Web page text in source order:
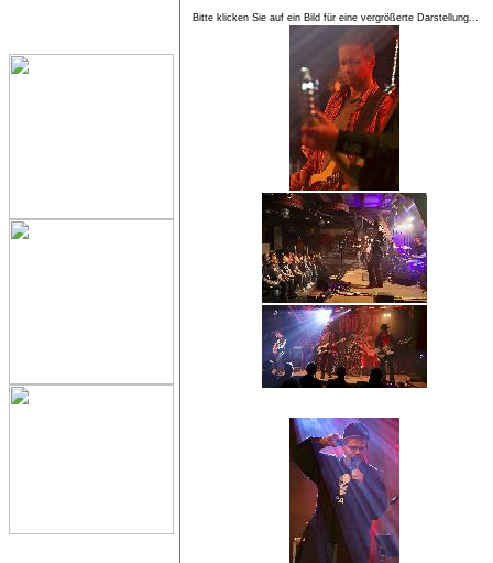
Bitte klicken Sie auf ein Bild für eine vergrößerte Darstellung...